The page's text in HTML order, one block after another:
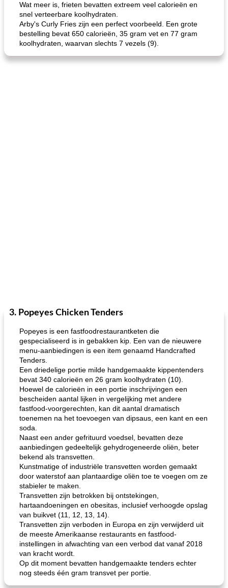
gemakkelijke rijst en hamburger een gerecht diner
Wat meer is, frieten bevatten extreem veel calorieën en
snel verteerbare koolhydraten.
Arby's Curly Fries zijn een perfect voorbeeld. Een grote
bestelling bevat 650 calorieën, 35 gram vet en 77 gram
koolhydraten, waarvan slechts 7 vezels (9).
3. Popeyes Chicken Tenders
Popeyes is een fastfoodrestaurantketen die
gespecialiseerd is in gebakken kip. Een van de nieuwere
menu-aanbiedingen is een item genaamd Handcrafted
Tenders.
Een driedelige portie milde handgemaakte kippentenders
bevat 340 calorieën en 26 gram koolhydraten (10).
Hoewel de calorieën in een portie inschrijvingen een
bescheiden aantal lijken in vergelijking met andere
fastfood-voorgerechten, kan dit aantal dramatisch
toenemen na het toevoegen van dipsaus, een kant en een
soda.
Naast een ander gefrituurd voedsel, bevatten deze
aanbiedingen gedeeltelijk gehydrogeneerde oliën, beter
bekend als transvetten.
Kunstmatige of industriële transvetten worden gemaakt
door waterstof aan plantaardige oliën toe te voegen om ze
stabieler te maken.
Transvetten zijn betrokken bij ontstekingen,
hartaandoeningen en obesitas, inclusief verhoogde opslag
van buikvet (11, 12, 13, 14).
Transvetten zijn verboden in Europa en zijn verwijderd uit
de meeste Amerikaanse restaurants en fastfood-
instellingen in afwachting van een verbod dat vanaf 2018
van kracht wordt.
Op dit moment bevatten handgemaakte tenders echter
nog steeds één gram transvet per portie.